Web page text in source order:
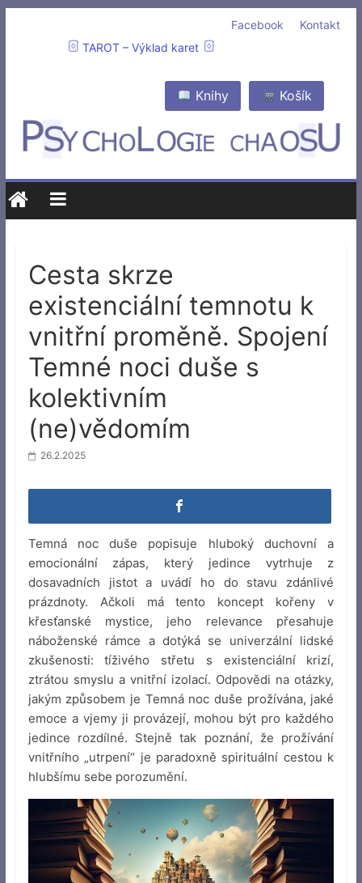
Kontakt
Facebook
TAROT – Výklad karet
Košík
Knihy
Cesta skrze
existenciální temnotu k
vnitřní proměně. Spojení
Temné noci duše s
kolektivním
(ne)vědomím
26.2.2025
Temná noc duše popisuje hluboký duchovní a
emocionální zápas, který jedince vytrhuje z
dosavadních jistot a uvádí ho do stavu zdánlivé
prázdnoty. Ačkoli má tento koncept kořeny v
křesťanské mystice, jeho relevance přesahuje
náboženské rámce a dotýká se univerzální lidské
zkušenosti: tíživého střetu s existenciální krizí,
ztrátou smyslu a vnitřní izolací. Odpovědi na otázky,
jakým způsobem je Temná noc duše prožívána, jaké
emoce a vjemy ji provázejí, mohou být pro každého
jedince rozdílné. Stejně tak poznání, že prožívání
vnitřního „utrpení“ je paradoxně spirituální cestou k
hlubšímu sebe porozumění.